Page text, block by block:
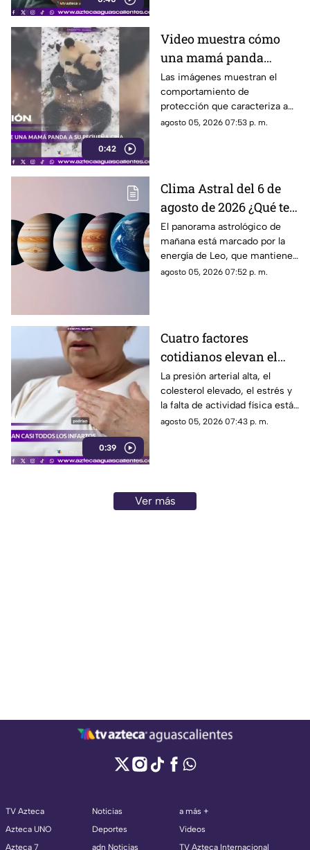
0:42
Video muestra cómo
una mamá panda
protege a su cría
Las imágenes muestran el
comportamiento de
protección que caracteriza a
las pandas gigantes durante los
agosto 05, 2026 07:53 p. m.
Clima Astral del 6 de
agosto de 2026 ¿Qué te
depara la energía del
día?
El panorama astrológico de
mañana está marcado por la
energía de Leo, que mantiene
el enfoque en la creatividad, la
agosto 05, 2026 07:52 p. m.
0:39
Cuatro factores
cotidianos elevan el
riesgo de infarto
La presión arterial alta, el
colesterol elevado, el estrés y
la falta de actividad física están
entre los principales factores
agosto 05, 2026 07:43 p. m.
Ver más
TV Azteca
Azteca UNO
Azteca 7
Noticias
Deportes
adn Noticias
a más +
Videos
TV Azteca Internacional